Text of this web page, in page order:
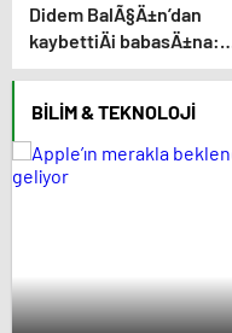
Didem BalÃ§Ä±n’dan
kaybettiÄi babasÄ±na:
GidiÅler hep Ã§ok erken
BILIM & TEKNOLOJI